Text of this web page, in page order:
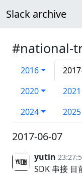
Slack archive
#national-
2016
2020
2021
2024
2025
2017-06-07
yutin
SDK 串接 目